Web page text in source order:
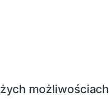
możliwościach